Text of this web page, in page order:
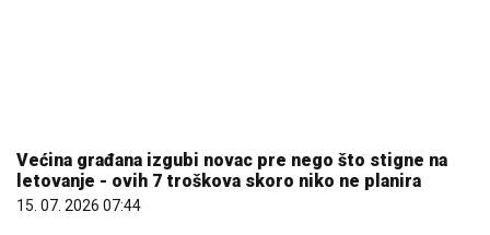
15. 07. 2026 07:44